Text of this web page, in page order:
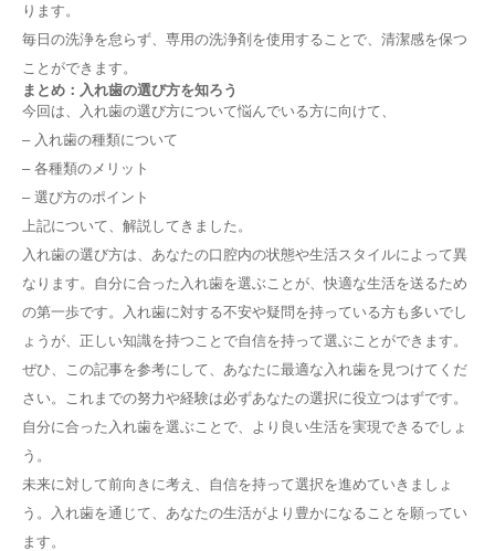
ります。
毎日の洗浄を怠らず、専用の洗浄剤を使用することで、清潔感を保つ
ことができます。
まとめ：入れ歯の選び方を知ろう
今回は、入れ歯の選び方について悩んでいる方に向けて、
– 入れ歯の種類について
– 各種類のメリット
– 選び方のポイント
上記について、解説してきました。
入れ歯の選び方は、あなたの口腔内の状態や生活スタイルによって異
なります。自分に合った入れ歯を選ぶことが、快適な生活を送るため
の第一歩です。入れ歯に対する不安や疑問を持っている方も多いでし
ょうが、正しい知識を持つことで自信を持って選ぶことができます。
ぜひ、この記事を参考にして、あなたに最適な入れ歯を見つけてくだ
さい。これまでの努力や経験は必ずあなたの選択に役立つはずです。
自分に合った入れ歯を選ぶことで、より良い生活を実現できるでしょ
う。
未来に対して前向きに考え、自信を持って選択を進めていきましょ
う。入れ歯を通じて、あなたの生活がより豊かになることを願ってい
ます。